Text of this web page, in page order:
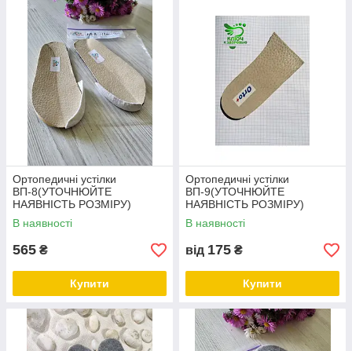
Ортопедичні устілки
ВП-8(УТОЧНЮЙТЕ
НАЯВНІСТЬ РОЗМІРУ)
В наявності
565 ₴
Купити
Ортопедичні устілки
ВП-9(УТОЧНЮЙТЕ
НАЯВНІСТЬ РОЗМІРУ)
В наявності
від 175 ₴
Купити